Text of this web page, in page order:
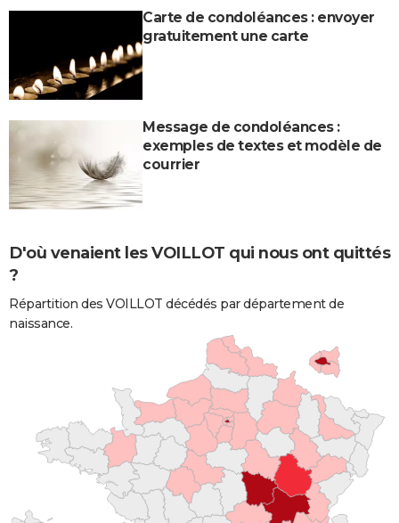
Carte de condoléances : envoyer
gratuitement une carte
Message de condoléances :
exemples de textes et modèle de
courrier
D'où venaient les VOILLOT qui nous ont quittés
?
Répartition des VOILLOT décédés par département de
naissance.